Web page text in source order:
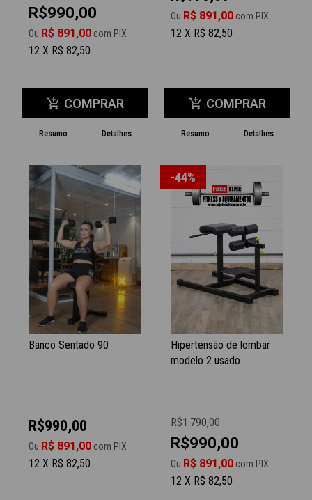
R$990,00
Ou R$ 891,00 com PIX
12 X R$ 82,50
add_shopping_cart COMPRAR
Resumo Detalhes
Ou R$ 891,00 com PIX
12 X R$ 82,50
add_shopping_cart COMPRAR
Resumo Detalhes
Banco Sentado 90
R$990,00
Ou R$ 891,00 com PIX
12 X R$ 82,50
-44%
Hipertensão de lombar
modelo 2 usado
R$1.790,00
R$990,00
Ou R$ 891,00 com PIX
12 X R$ 82,50